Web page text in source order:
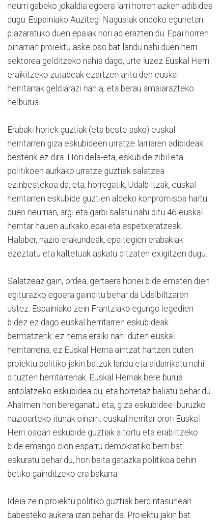
neurri gabeko jokaldia egoera larri horren azken adibidea
dugu. Espainiako Auzitegi Nagusiak ondoko egunetan
plazaratuko duen epaiak hori adierazten du. Epai horren
oinarrian proiektu aske oso bat landu nahi duen herri
sektorea gelditzeko nahia dago, urte luzez Euskal Herri
eraikitzeko zutabeak ezartzen aritu den euskal
herritarrak geldiarazi nahia, eta berau amaiarazteko
helburua.
Erabaki horiek guztiak (eta beste asko) euskal
herritarren giza eskubideen urratze larriaren adibideak
besterik ez dira. Hori dela-eta, eskubide zibil eta
politikoen aurkako urratze guztiak salatzea
ezinbestekoa da, eta, horregatik, Udalbiltzak, euskal
herritarren eskubide guztien aldeko konpromisoa hartu
duen neurrian, argi eta garbi salatu nahi ditu 46 euskal
herritar hauen aurkako epai eta espetxeratzeak.
Halaber, nazio erakundeak, epaitegien erabakiak
ezeztatu eta kaltetuak askatu ditzaten exigitzen dugu.
Salatzeaz gain, ordea, gertaera horiei bide ematen dien
egiturazko egoera gainditu behar da Udalbiltzaren
ustez. Espainiako zein Frantziako egungo legedien
bidez ez dago euskal herritarren eskubideak
bermatzerik: ez herria eraiki nahi duten euskal
herritarrena, ez Euskal Herria aintzat hartzen duten
proiektu politiko jakin batzuk landu eta aldarrikatu nahi
dituzten herritarrenak. Euskal Herriak bere burua
antolatzeko eskubidea du, eta horretaz baliatu behar du.
Ahalmen hori bereganatu eta, giza eskubideei buruzko
nazioarteko itunak oinarri, euskal herritar orori Euskal
Herri osoan eskubide guztiak aitortu eta erabiltzeko
bide emango dion esparru demokratiko berri bat
eskuratu behar du, hori baita gatazka politikoa behin
betiko gainditzeko era bakarra.
Ideia zein proiektu politiko guztiak berdintasunean
babesteko aukera izan behar da. Proiektu jakin bat